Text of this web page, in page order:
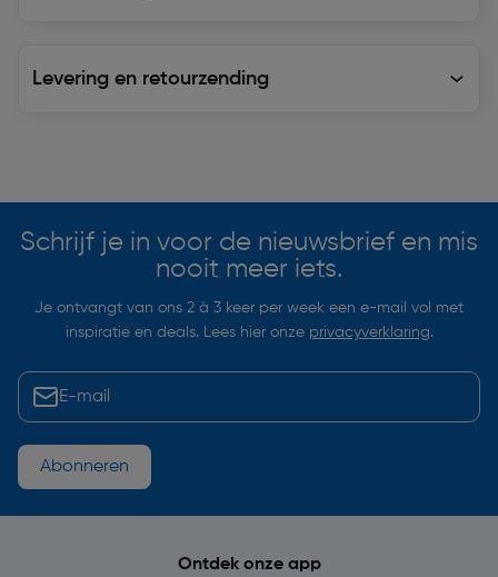
Levering en retourzending
Schrijf je in voor de nieuwsbrief en mis
nooit meer iets.
Je ontvangt van ons 2 à 3 keer per week een e-mail vol met
inspiratie en deals. Lees hier onze privacyverklaring.
Abonneren
Ontdek onze app